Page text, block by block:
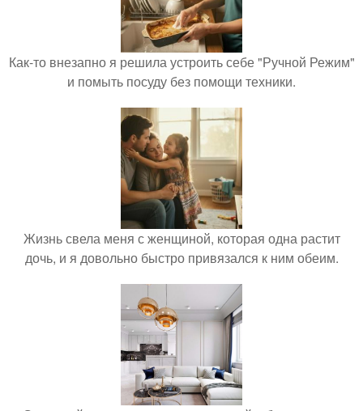
Как-то внезапно я решила устроить себе "Ручной Режим"
и помыть посуду без помощи техники.
Жизнь свела меня с женщиной, которая одна растит
дочь, и я довольно быстро привязался к ним обеим.